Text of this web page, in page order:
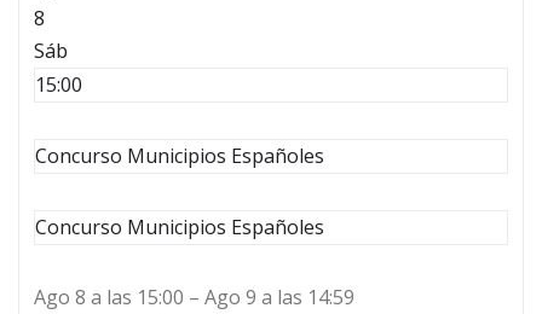
8
Sáb
15:00
Concurso Municipios Españoles
Concurso Municipios Españoles
Ago 8 a las 15:00 – Ago 9 a las 14:59